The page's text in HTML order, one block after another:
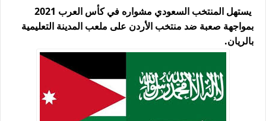
يستهل المنتخب السعودي مشواره في كأس العرب 2021
بمواجهة صعبة ضد منتخب الأردن على ملعب المدينة التعليمية
بالريان.